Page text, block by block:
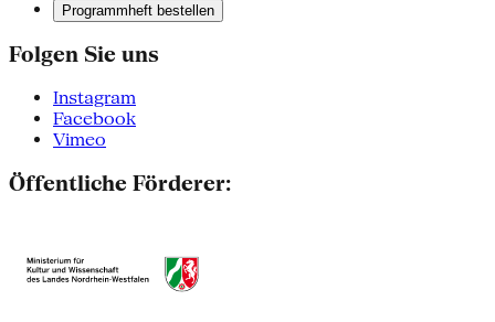
Programmheft bestellen
Folgen Sie uns
Instagram
Facebook
Vimeo
Öffentliche Förderer: